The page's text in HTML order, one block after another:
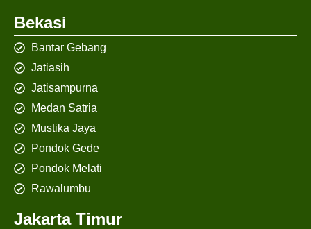
Bekasi
Bantar Gebang
Jatiasih
Jatisampurna
Medan Satria
Mustika Jaya
Pondok Gede
Pondok Melati
Rawalumbu
Jakarta Timur